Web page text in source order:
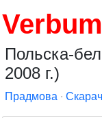
Verbum
Польска-
2008 г.)
Прадмова ∙